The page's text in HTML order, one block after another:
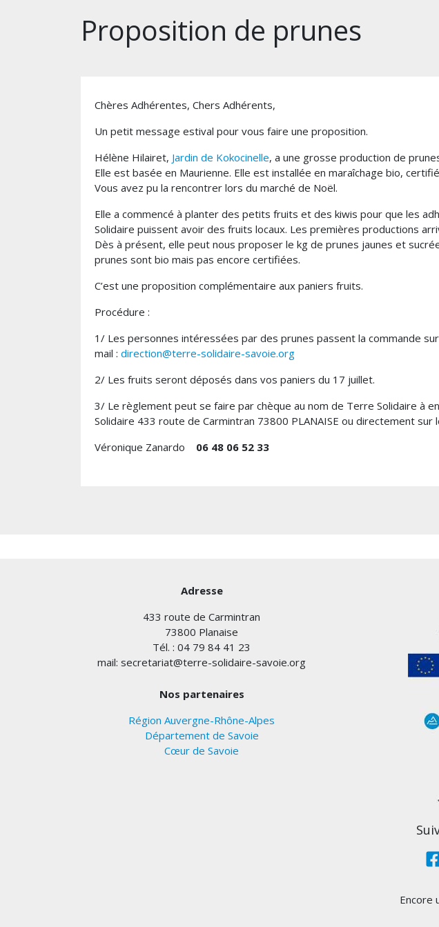
Proposition de prunes
Chères Adhérentes, Chers Adhérents,
Un petit message estival pour vous faire une proposition.
Hélène Hilairet, Jardin de Kokocinelle, a une grosse production de
Elle est basée en Maurienne. Elle est installée en maraîchage bio,
Vous avez pu la rencontrer lors du marché de Noël.
Elle a commencé à planter des petits fruits et des kiwis pour que les
Solidaire puissent avoir des fruits locaux. Les premières productions
Dès à présent, elle peut nous proposer le kg de prunes jaunes et
prunes sont bio mais pas encore certifiées.
C’est une proposition complémentaire aux paniers fruits.
Procédure :
1/ Les personnes intéressées par des prunes passent la commande
mail : direction@terre-solidaire-savoie.org
2/ Les fruits seront déposés dans vos paniers du 17 juillet.
3/ Le règlement peut se faire par chèque au nom de Terre Solidaire à
Solidaire 433 route de Carmintran 73800 PLANAISE ou directement sur
Véronique Zanardo 06 48 06 52 33
Adresse
433 route de Carmintran
73800 Planaise
Tél. : 04 79 84 41 23
mail: secretariat@terre-solidaire-savoie.org
Nos partenaires
Région Auvergne-Rhône-Alpes
Département de Savoie
Cœur de Savoie
Encore